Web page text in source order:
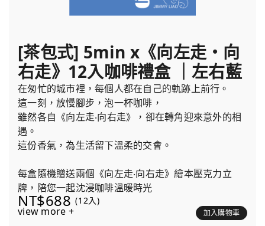
[茶包式] 5min x《向左走・向
右走》12入咖啡禮盒 ｜左右藍
在匆忙的城市裡，每個人都在自己的軌跡上前行。
這一刻，放慢腳步，泡一杯咖啡，
雖然各自《向左走‧向右走》，卻在轉角迎來意外的相
遇。
這份香氣，為生活留下溫柔的交會。
每盒隨機贈送兩個《向左走‧向右走》繪本壓克力立
牌，陪您一起沈浸咖啡溫暖時光
NT$688 (12入)
view more + 加入購物車